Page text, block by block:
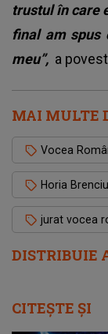
DISTRIBUIE
trustul în care
final am spus
meu”, a
MAI MULTE
Vocea
Horia Brenciu
jurat vocea
CITEȘTE ȘI